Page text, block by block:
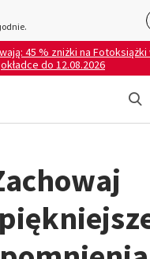
45 % zniżki na
okładce do 12.08.2026